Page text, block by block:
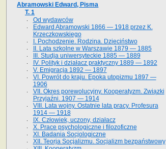
Abramowski Edward, Pisma
T. 1
Od wydawców
Edward Abramowski 1866 — 1918 przez K.
Krzeczkowskiego
I. Pochodzenie. Rodzina. Dzieciństwo
II. Lata szkolne w Warszawie 1879 — 1885
III. Studja uniwersyteckie 1885 — 1889
IV. Polityk i działacz praktyczny 1889 — 1892
V. Emigracja 1892 — 1897
VI. Powrót do kraju. Epoka utopizmu 1897 —
1906
VII. Okres porewolucyjny. Kooperatyzm. Związki
Przyjaźni. 1907 — 1914
VIII. Lata wojny. Ostatnie lata pracy. Profesura
1914 — 1918
IX. Człowiek, uczony, działacz
X. Prace psychologiczne i filozoficzne
XI. Badania Socjologiczne
XII. Teorja Socjalizmu. Socjalizm bezpaństwowy